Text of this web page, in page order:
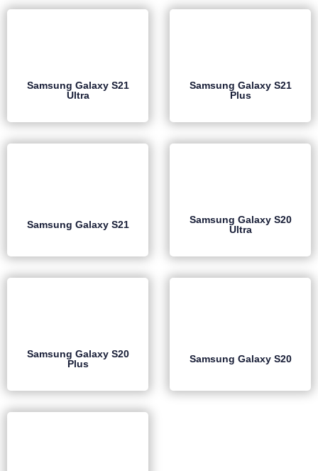
Samsung Galaxy S21
Ultra
Samsung Galaxy S21
Plus
Samsung Galaxy S21
Samsung Galaxy S20
Ultra
Samsung Galaxy S20
Plus
Samsung Galaxy S20